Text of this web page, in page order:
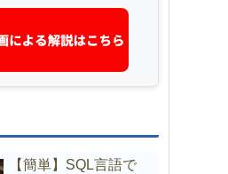
【簡単】SQL言語で